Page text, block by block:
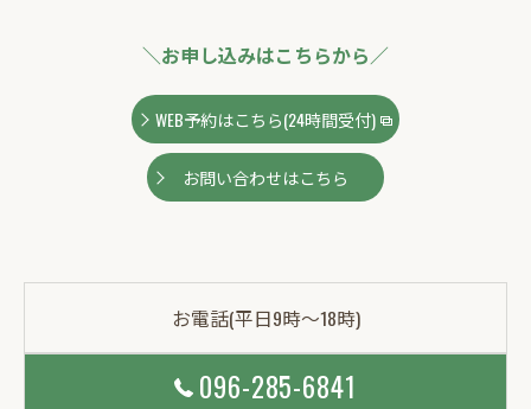
＼お申し込みはこちらから／
WEB予約はこちら(24時間受付)
お問い合わせはこちら
お電話(平日9時～18時)
096-285-6841